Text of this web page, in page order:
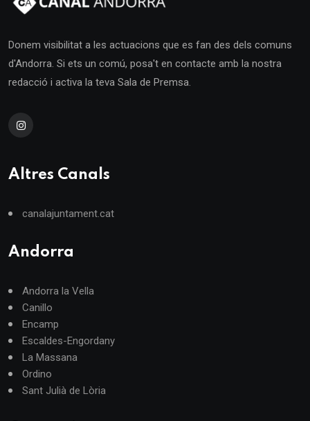
Donem visibilitat a les actuacions que es fan des dels comuns
d'Andorra. Si ets un comú, posa't en contacte amb la nostra
redacció i activa la teva Sala de Premsa.
Altres Canals
canalajuntament.cat
Andorra
Andorra la Vella
Canillo
Encamp
Escaldes-Engordany
La Massana
Ordino
Sant Julià de Lòria